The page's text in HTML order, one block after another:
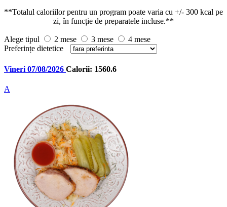
**Totalul caloriilor pentru un program poate varia cu +/- 300 kcal pe
zi, în funcție de preparatele incluse.**
Alege tipul 2 mese 3 mese
4 mese
Preferințe dietetice
Vineri 07/08/2026 Calorii: 1560.6
A